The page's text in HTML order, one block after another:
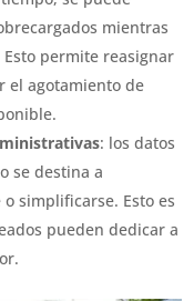
mientras
permite reasignar
el agotamiento de
: los datos
se destina a
simplificarse. Esto es
pueden dedicar a